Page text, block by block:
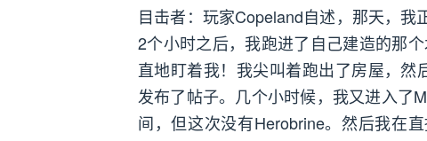
目击者：玩家Copeland自述，那天，
2个小时之后，我跑进了自己建造的那
直地盯着我！我尖叫着跑出了房屋，然
发布了帖子。几个小时候，我又进入了
间，但这次没有Herobrine。然后我在